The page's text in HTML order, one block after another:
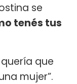
se
tenés tus
que
mujer”.